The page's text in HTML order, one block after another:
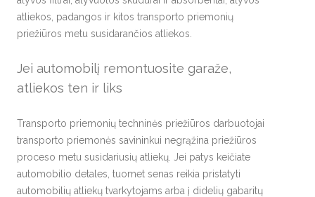
atliekos, padangos ir kitos transporto priemonių
priežiūros metu susidarančios atliekos.
Jei automobilį remontuosite garaže,
atliekos ten ir liks
Transporto priemonių techninės priežiūros darbuotojai
transporto priemonės savininkui negrąžina priežiūros
proceso metu susidariusių atliekų. Jei patys keičiate
automobilio detales, tuomet senas reikia pristatyti
automobilių atliekų tvarkytojams arba į didelių gabaritų